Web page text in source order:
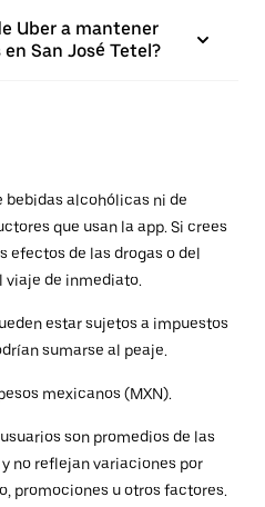
Uber a mantener
San José Tetel?
bebidas alcohólicas ni de
que usan la app. Si crees
efectos de las drogas o del
viaje de inmediato.
estar sujetos a impuestos
sumarse al peaje.
mexicanos (MXN).
son promedios de las
no reflejan variaciones por
promociones u otros factores.